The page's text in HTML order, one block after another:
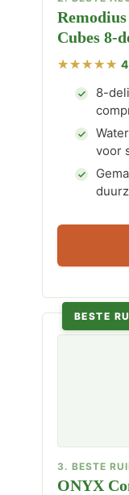
Cubes 8-
8-
voor
BESTE
3. BESTE
ONYX